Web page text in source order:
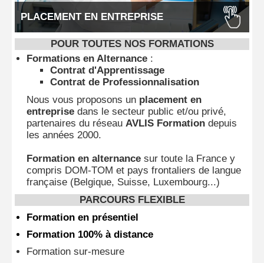
PLACEMENT EN ENTREPRISE
POUR TOUTES NOS FORMATIONS
Formations en Alternance :
Contrat d'Apprentissage
Contrat de Professionnalisation
Nous vous proposons un placement en
entreprise dans le secteur public et/ou privé,
partenaires du réseau AVLIS Formation depuis
les années 2000.
Formation en alternance sur toute la France y
compris DOM-TOM et pays frontaliers de langue
française (Belgique, Suisse, Luxembourg...)
PARCOURS FLEXIBLE
Formation en présentiel
Formation 100% à distance
Formation sur-mesure